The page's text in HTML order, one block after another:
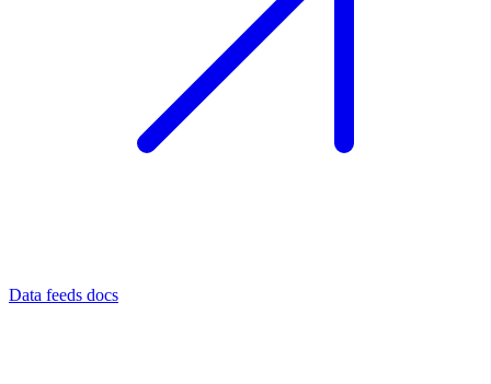
Data feeds docs